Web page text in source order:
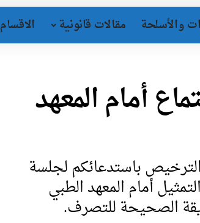
والأسلحة مقالات قانونية الاقسام
أمام المعهد
باستدعائكم لجلسة
أمام المعهد الطبي
الصحيحة للتصرف.